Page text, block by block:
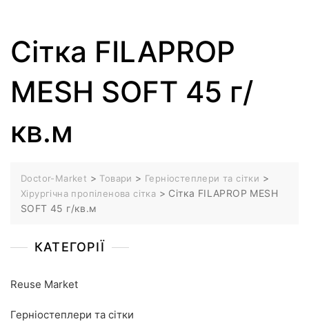
Сітка FILAPROP
MESH SOFT 45 г/
кв.м
Doctor-Market > Товари > Герніостеплери та сітки >
Хірургічна пропіленова сітка > Сітка FILAPROP MESH
SOFT 45 г/кв.м
КАТЕГОРІЇ
Reuse Market
Герніостеплери та сітки